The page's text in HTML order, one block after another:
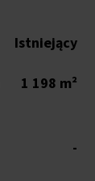
Istniejący
1 198 m²
-